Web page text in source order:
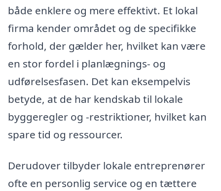
både enklere og mere effektivt. Et lokal
firma kender området og de specifikke
forhold, der gælder her, hvilket kan være
en stor fordel i planlægnings- og
udførelsesfasen. Det kan eksempelvis
betyde, at de har kendskab til lokale
byggeregler og -restriktioner, hvilket kan
spare tid og ressourcer.
Derudover tilbyder lokale entreprenører
ofte en personlig service og en tættere